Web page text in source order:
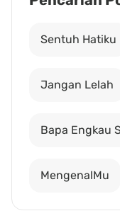
Sentuh Hatiku
Jangan Lelah
Bapa Engkau
MengenalMu